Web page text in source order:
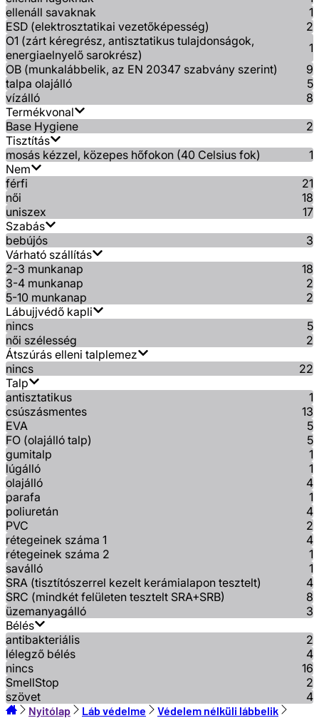
ellenáll savaknak
1
ESD (elektrosztatikai vezetőképesség)
2
O1 (zárt kéregrész, antisztatikus tulajdonságok,
energiaelnyelő sarokrész)
1
OB (munkalábbelik, az EN 20347 szabvány szerint)
9
talpa olajálló
5
vízálló
8
Termékvonal
Base Hygiene
2
Tisztítás
mosás kézzel, közepes hőfokon (40 Celsius fok)
1
Nem
férfi
21
női
18
uniszex
17
Szabás
bebújós
3
Várható szállítás
2-3 munkanap
18
3-4 munkanap
2
5-10 munkanap
2
Lábujjvédő kapli
nincs
5
női szélesség
2
Átszúrás elleni talplemez
nincs
22
Talp
antisztatikus
1
csúszásmentes
13
EVA
5
FO (olajálló talp)
5
gumitalp
1
lúgálló
1
olajálló
4
parafa
1
poliuretán
4
PVC
2
rétegeinek száma 1
4
rétegeinek száma 2
1
saválló
1
SRA (tisztítószerrel kezelt kerámialapon tesztelt)
4
SRC (mindkét felületen tesztelt SRA+SRB)
8
üzemanyagálló
3
Bélés
antibakteriális
2
lélegző bélés
4
nincs
16
SmellStop
2
szövet
4
Nyitólap Láb védelme Védelem nélküli lábbelik